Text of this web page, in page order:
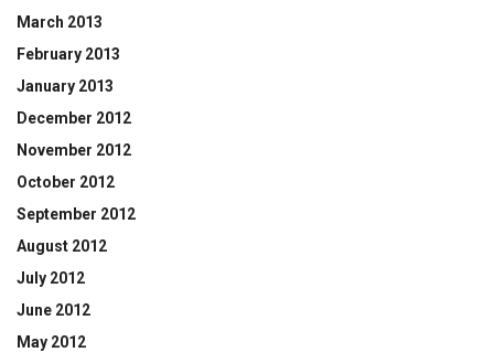
March 2013
February 2013
January 2013
December 2012
November 2012
October 2012
September 2012
August 2012
July 2012
June 2012
May 2012